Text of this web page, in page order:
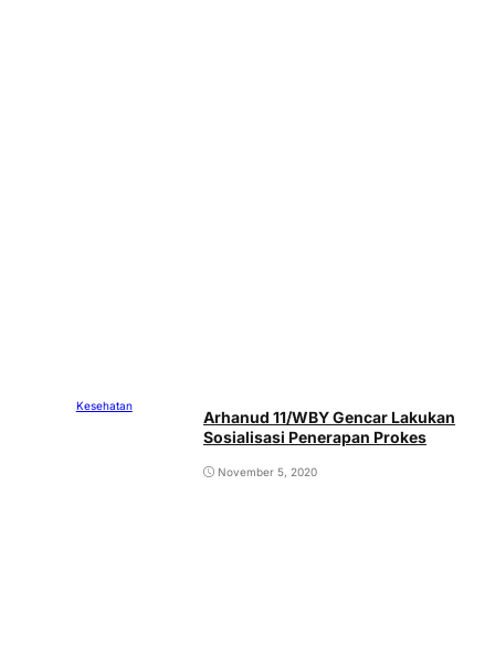
Kesehatan
Arhanud 11/WBY Gencar Lakukan
Sosialisasi Penerapan Prokes
November 5, 2020